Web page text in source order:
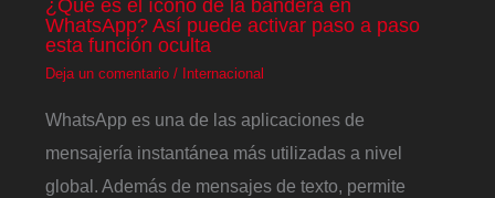
¿Qué es el ícono de la bandera en
WhatsApp? Así puede activar paso a paso
esta función oculta
Deja un comentario / Internacional
WhatsApp es una de las aplicaciones de
mensajería instantánea más utilizadas a nivel
global. Además de mensajes de texto, permite